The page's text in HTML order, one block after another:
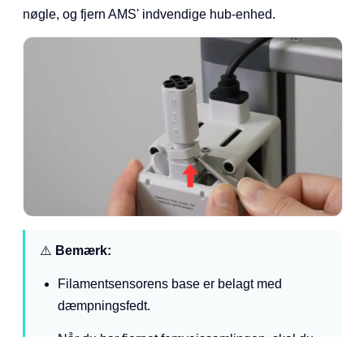
nøgle, og fjern AMS' indvendige hub-enhed.
⚠️ Bemærk:
Filamentsensorens base er belagt med
dæmpningsfedt.